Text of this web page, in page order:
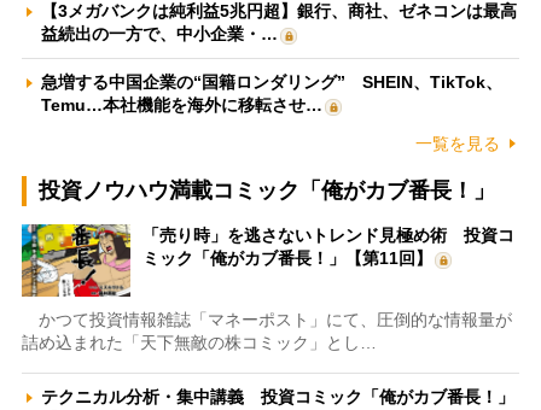
【3メガバンクは純利益5兆円超】銀行、商社、ゼネコンは最高
益続出の一方で、中小企業・…
急増する中国企業の“国籍ロンダリング” SHEIN、TikTok、
Temu…本社機能を海外に移転させ…
一覧を見る
投資ノウハウ満載コミック「俺がカブ番長！」
「売り時」を逃さないトレンド見極め術 投資コ
ミック「俺がカブ番長！」【第11回】
かつて投資情報雑誌「マネーポスト」にて、圧倒的な情報量が
詰め込まれた「天下無敵の株コミック」とし…
テクニカル分析・集中講義 投資コミック「俺がカブ番長！」